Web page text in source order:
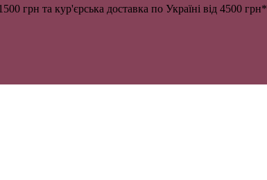
грн та кур'єрська доставка по Україні від 4500 грн*